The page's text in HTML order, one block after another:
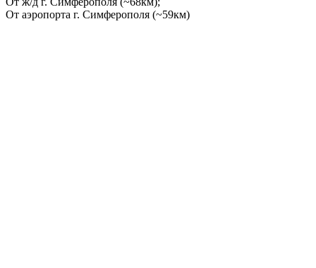
От аэропорта г. Симферополя (~59км)